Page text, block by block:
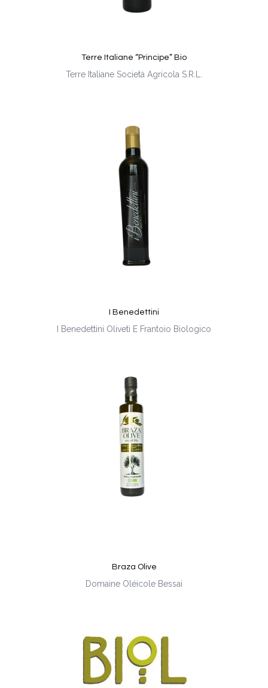
Terre Italiane “Principe” Bio
Terre Italiane Società Agricola S.R.L.
I Benedettini
I Benedettini Oliveti E Frantoio Biologico
Braza Olive
Domaine Oléicole Bessai